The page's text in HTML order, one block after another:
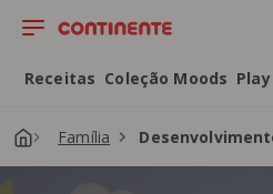
Saltar para o conteúdo
Receitas Coleção Moods Play
Família